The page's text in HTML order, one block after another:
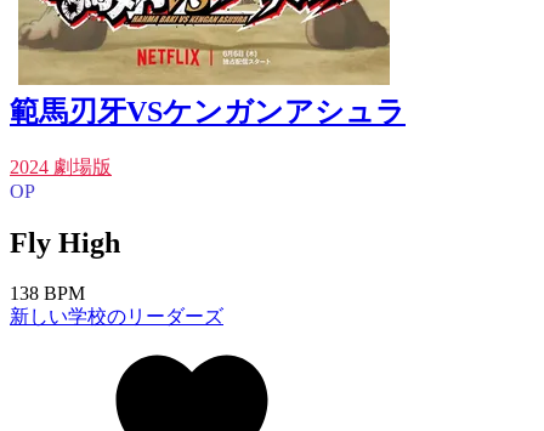
範馬刃牙VSケンガンアシュラ
2024 劇場版
OP
Fly High
138 BPM
新しい学校のリーダーズ